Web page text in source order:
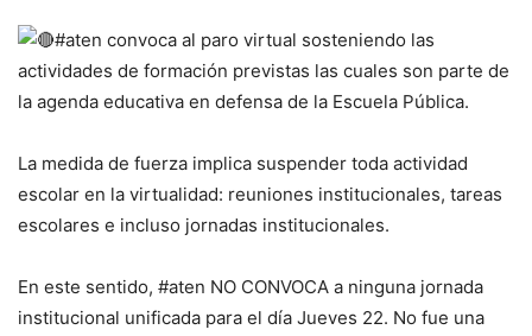
#aten convoca al paro virtual sosteniendo las
actividades de formación previstas las cuales son parte de
la agenda educativa en defensa de la Escuela Pública.
La medida de fuerza implica suspender toda actividad
escolar en la virtualidad: reuniones institucionales, tareas
escolares e incluso jornadas institucionales.
En este sentido, #aten NO CONVOCA a ninguna jornada
institucional unificada para el día Jueves 22. No fue una